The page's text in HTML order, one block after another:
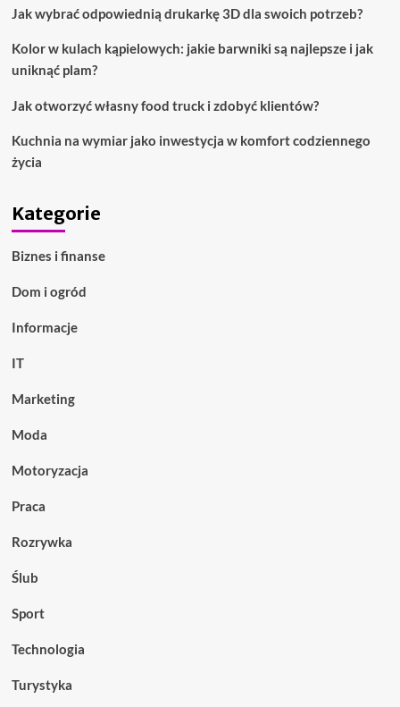
Jak wybrać odpowiednią drukarkę 3D dla swoich potrzeb?
Kolor w kulach kąpielowych: jakie barwniki są najlepsze i jak
uniknąć plam?
Jak otworzyć własny food truck i zdobyć klientów?
Kuchnia na wymiar jako inwestycja w komfort codziennego
życia
Kategorie
Biznes i finanse
Dom i ogród
Informacje
IT
Marketing
Moda
Motoryzacja
Praca
Rozrywka
Ślub
Sport
Technologia
Turystyka